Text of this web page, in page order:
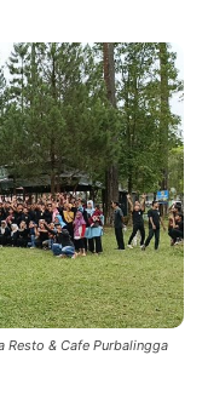
Resto & Cafe Purbalingga